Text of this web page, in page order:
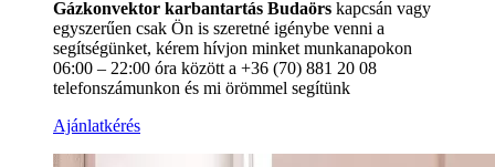
Gázkonvektor karbantartás Budaörs kapcsán vagy
egyszerűen csak Ön is szeretné igénybe venni a
segítségünket, kérem hívjon minket munkanapokon
06:00 – 22:00 óra között a +36 (70) 881 20 08
telefonszámunkon és mi örömmel segítünk
Ajánlatkérés